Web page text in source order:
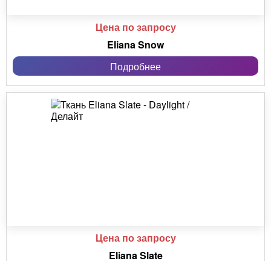
Цена по запросу
Eliana Snow
Подробнее
Цена по запросу
Eliana Slate